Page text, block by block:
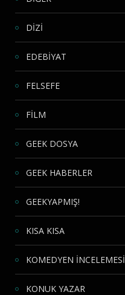
DİZİ
EDEBİYAT
FELSEFE
FİLM
GEEK DOSYA
GEEK HABERLER
GEEKYAPMIŞ!
KISA KISA
KOMEDYEN İNCELEMESİ
KONUK YAZAR